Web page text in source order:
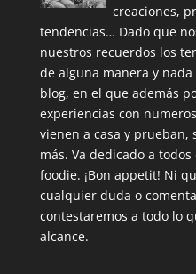
creaciones,
tendencias… Dado que
nuestros recuerdos los
de alguna manera y
blog, en el que además
experiencias con
vienen a casa y
más. Va dedicado a
foodie. ¡Bon appetit! Ni
cualquier duda o
contestaremos a todo lo
alcance.